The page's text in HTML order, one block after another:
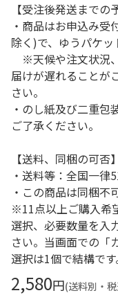
【受注後発送までの
・商品はお申込み受
除く)で、ゆうパケッ
※天候や注文状況
届けが遅れることが
さい。
・のし紙及び二重包
ご了承ください。
【送料、同梱の可否】
・送料等：全国一律
・この商品は同梱不
※11点以上ご購入希
選択、必要数量を入
さい。当画面での「
選択は1個で結構です
2,580円(送料別・